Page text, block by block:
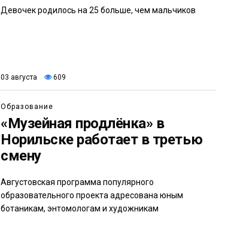
Девочек родилось на 25 больше, чем мальчиков
03 августа 609
Образование
«Музейная продлёнка» в
Норильске работает в третью
смену
Августовская программа популярного
образовательного проекта адресована юным
ботаникам, энтомологам и художникам